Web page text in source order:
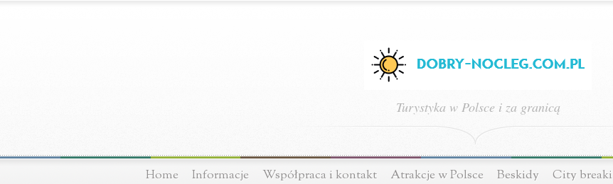
Turystyka w Polsce i za granicą
Home Informacje Współpraca i kontakt Atrakcje w Polsce Beskidy City breaki